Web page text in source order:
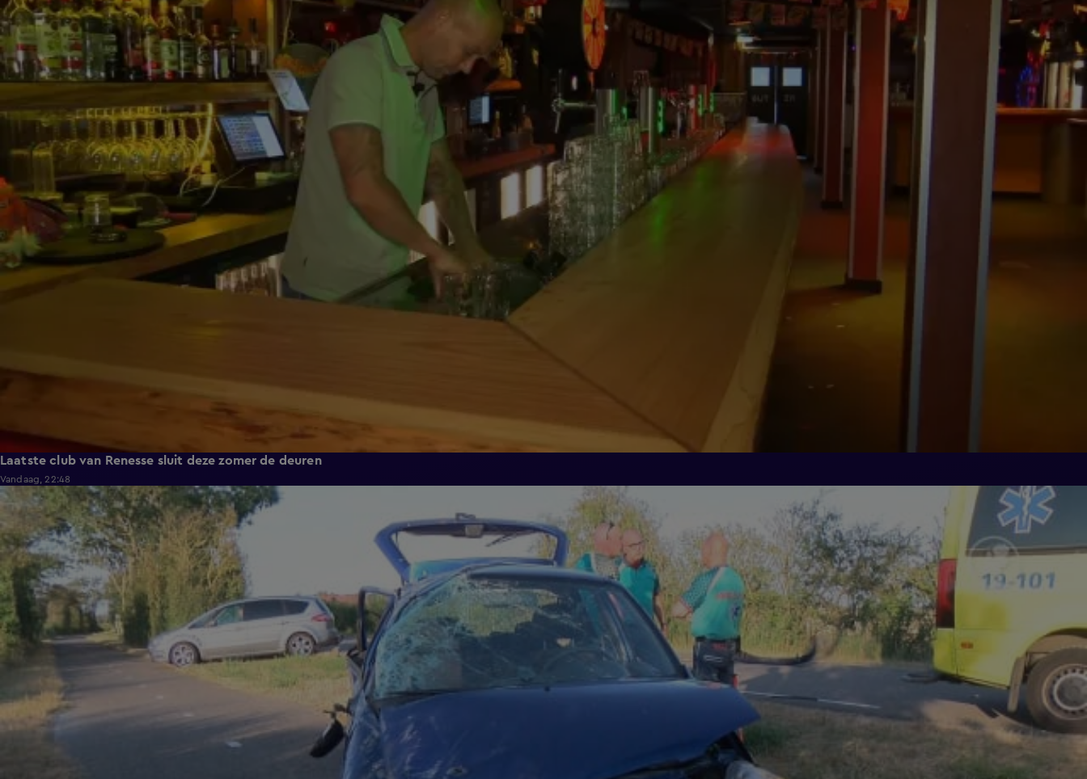
Laatste club van Renesse sluit deze zomer de deuren
Vandaag, 22:48
0:30